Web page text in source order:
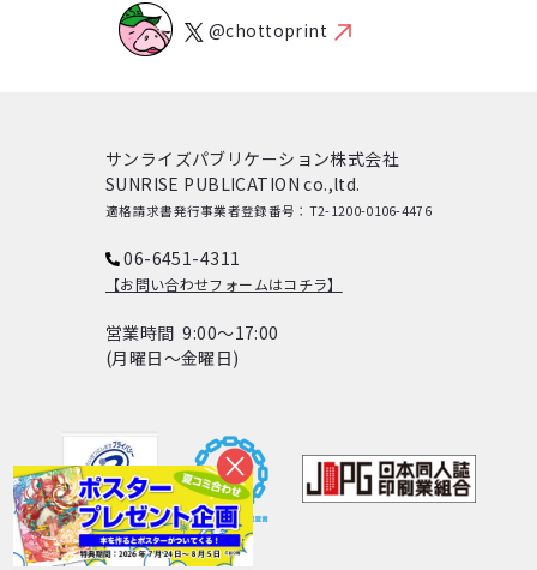
@chottoprint
サンライズパブリケーション株式会社
SUNRISE PUBLICATION co.,ltd.
適格請求書発行事業者登録番号：T2-1200-0106-4476
06-6451-4311
【お問い合わせフォームはコチラ】
営業時間 9:00～17:00
(月曜日～金曜日)